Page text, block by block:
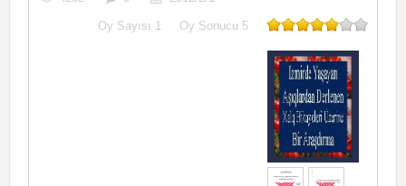
Oy Sayısı 1 Oy Sonucu 5